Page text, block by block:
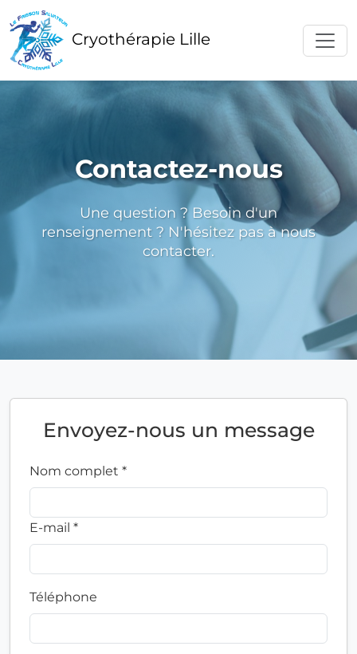
Cryothérapie Lille
Contactez-nous
Une question ? Besoin d'un
renseignement ? N'hésitez pas à nous
contacter.
Envoyez-nous un message
Nom complet *
E-mail *
Téléphone